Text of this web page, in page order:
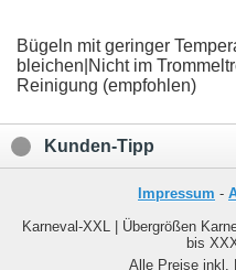
Bügeln mit geringer
bleichen|Nicht im
Reinigung (empfohlen)
Kunden-Tipp
Impressum -
Karneval-XXL | Übergrößen
bis
Alle Preise inkl.